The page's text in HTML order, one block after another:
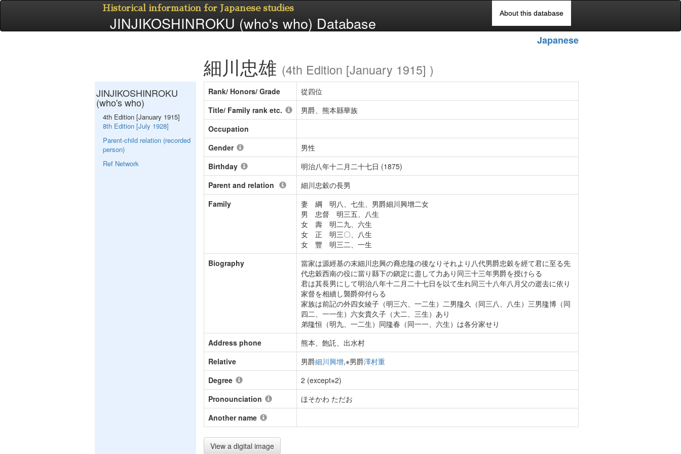
About this database
Historical information for Japanese studies
JINJIKOSHINROKU (who's who) Database
Japanese
細川忠雄 (4th Edition [January 1915] )
Rank/ Honors/ Grade
從四位
Title/ Family rank etc.
男爵、熊本縣華族
Occupation
Gender
男性
Birthday
明治八年十二月二十七日 (1875)
Parent and relation
細川忠穀の長男
Family
妻 綱 明八、七生、男爵細川興增二女
男 忠督 明三五、八生
女 壽 明二九、六生
女 正 明三〇、八生
女 豐 明三二、一生
Biography
當家は源經基の末細川忠興の裔忠隆の後なりそれより八代男爵忠穀を經て君に至る先
代忠穀西南の役に當り縣下の鎭定に盡して力あり同三十三年男爵を授けらる
君は其長男にして明治八年十二月二十七日を以て生れ同三十八年八月父の逝去に依り
家督を相續し襲爵仰付らる
家族は前記の外四女綾子（明三六、一二生）二男隆久（同三八、八生）三男隆博（同
四二、一一生）六女貴久子（大二、三生）あり
弟隆恒（明九、一二生）同隆春（同一一、六生）は各分家せり
Address phone
熊本、飽託、出水村
Relative
男爵細川興增,※男爵澤村重
Degree
2 (except※2)
Pronounciation
ほそかわ ただお
Another name
View a digital image
JINJIKOSHINROKU
(who's who)
4th Edition [January 1915]
8th Edition [July 1928]
Parent-child relation (recorded
person)
Ref Network